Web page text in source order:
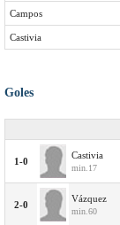
Campos
Castivia
Goles
1-0
Castivia
min.17
2-0
Vázquez
min.60